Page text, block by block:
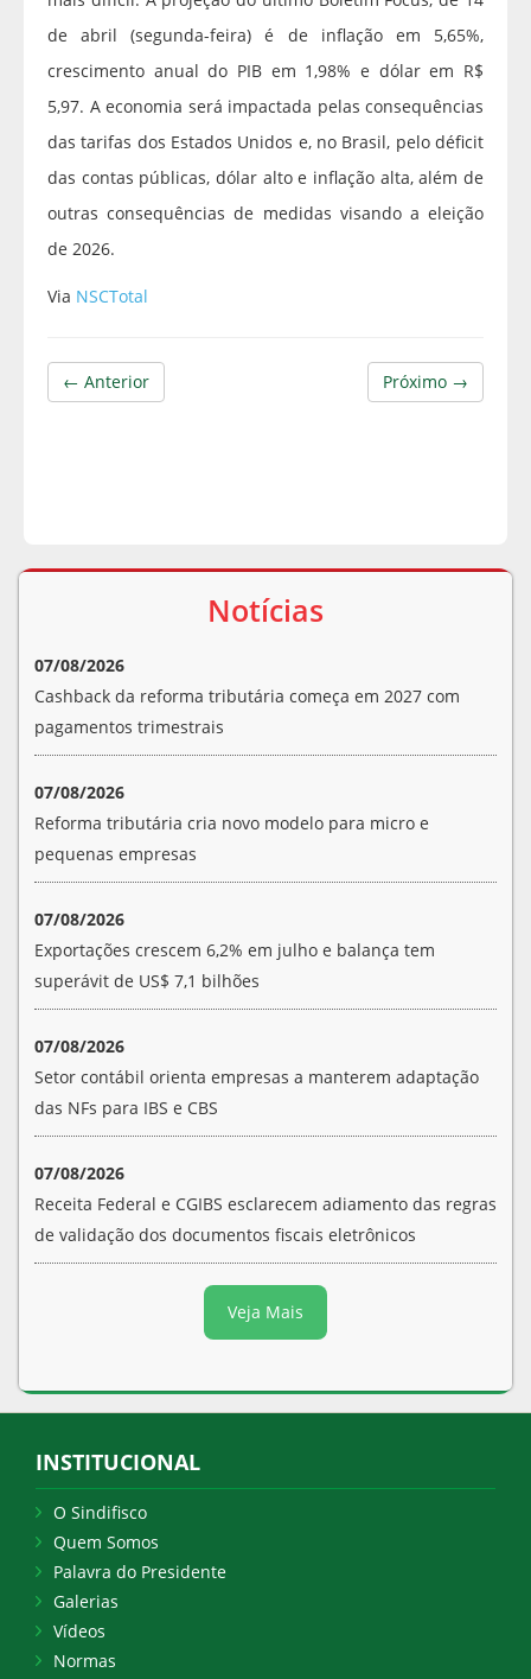
de abril (segunda-feira) é de inflação em 5,65%,
crescimento anual do PIB em 1,98% e dólar em R$
5,97. A economia será impactada pelas consequências
das tarifas dos Estados Unidos e, no Brasil, pelo déficit
das contas públicas, dólar alto e inflação alta, além de
outras consequências de medidas visando a eleição
de 2026.
Via NSCTotal
Próximo →
← Anterior
Notícias
07/08/2026
Cashback da reforma tributária começa em 2027 com
pagamentos trimestrais
07/08/2026
Reforma tributária cria novo modelo para micro e
pequenas empresas
07/08/2026
Exportações crescem 6,2% em julho e balança tem
superávit de US$ 7,1 bilhões
07/08/2026
Setor contábil orienta empresas a manterem adaptação
das NFs para IBS e CBS
07/08/2026
Receita Federal e CGIBS esclarecem adiamento das regras
de validação dos documentos fiscais eletrônicos
Veja Mais
INSTITUCIONAL
O Sindifisco
Quem Somos
Palavra do Presidente
Galerias
Vídeos
Normas